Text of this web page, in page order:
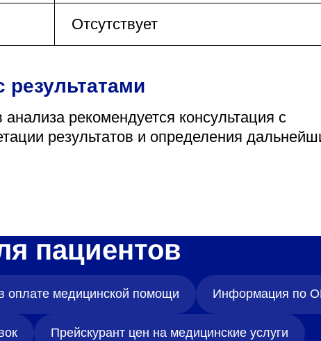
Отсутствует
результатами
рекомендуется консультация с
результатов и определения
пациентов
оплате медицинской помощи Информация по
Прейскурант цен на медицинские услуги